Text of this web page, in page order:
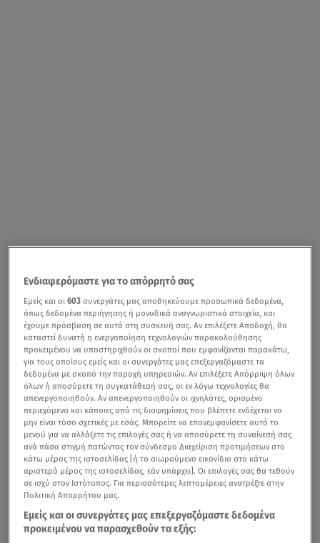
Ενδιαφερόμαστε για το απόρρητό σας
Εμείς και οι603 συνεργάτες μας αποθηκεύουμε προσωπικά δεδομένα,
όπως δεδομένα περιήγησης ή μοναδικά αναγνωριστικά στοιχεία, και
έχουμε πρόσβαση σε αυτά στη συσκευή σας. Αν επιλέξετε Αποδοχή, θα
καταστεί δυνατή η ενεργοποίηση τεχνολογιών παρακολούθησης
προκειμένου να υποστηριχθούν οι σκοποί που εμφανίζονται παρακάτω,
για τους οποίους εμείς και οι συνεργάτες μας επεξεργαζόμαστε τα
δεδομένα με σκοπό την παροχή υπηρεσιών. Αν επιλέξετε Απόρριψη όλων
όλων ή αποσύρετε τη συγκατάθεσή σας, οι εν λόγω τεχνολογίες θα
απενεργοποιηθούν. Αν απενεργοποιηθούν οι ιχνηλάτες, ορισμένο
περιεχόμενο και κάποιες από τις διαφημίσεις που βλέπετε ενδέχεται να
μην είναι τόσο σχετικές με εσάς. Μπορείτε να επανεμφανίσετε αυτό το
μενού για να αλλάξετε τις επιλογές σας ή να αποσύρετε τη συναίνεσή σας
ανά πάσα στιγμή πατώντας τον σύνδεσμο Διαχείριση προτιμήσεων στο
κάτω μέρος της ιστοσελίδας [ή το αιωρούμενο εικονίδιο στο κάτω
αριστερό μέρος της ιστοσελίδας, εάν υπάρχει]. Οι επιλογές σας θα τεθούν
σε ισχύ στον Ιστότοπος. Για περισσότερες λεπτομέρειες ανατρέξτε στην
Πολιτική Απορρήτου μας.
Εμείς και οι συνεργάτες μας επεξεργαζόμαστε δεδομένα
προκειμένου να παρασχεθούν τα εξής: